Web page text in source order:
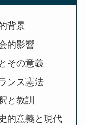
背景
的影響
その意義
ンス憲法
と教訓
的意義と現代